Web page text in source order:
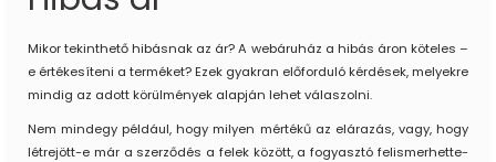
Mikor tekinthető hibásnak az ár? A webáruház a hibás áron köteles –
e értékesíteni a terméket? Ezek gyakran előforduló kérdések, melyekre
mindig az adott körülmények alapján lehet válaszolni.
Nem mindegy például, hogy milyen mértékű az elárazás, vagy, hogy
létrejött-e már a szerződés a felek között, a fogyasztó felismerhette-